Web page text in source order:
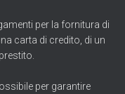
per la fornitura di
carta di credito, di un
per garantire